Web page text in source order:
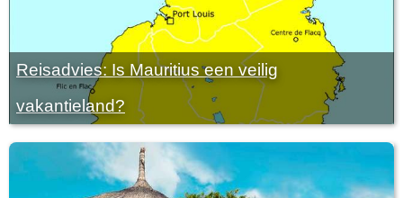
Reisadvies: Is Mauritius een veilig
vakantieland?